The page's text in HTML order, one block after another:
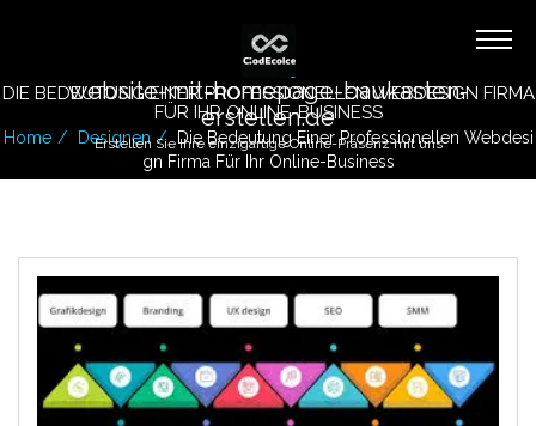
website-mit-homepage-baukasten-
erstellen.de
Erstellen Sie Ihre einzigartige Online-Präsenz mit uns
DIE BEDEUTUNG EINER PROFESSIONELLEN WEBDESIGN FIRMA
FÜR IHR ONLINE-BUSINESS
Home Designen
Die Bedeutung Einer Professionellen Webdesi
Gn Firma Für Ihr Online-Business